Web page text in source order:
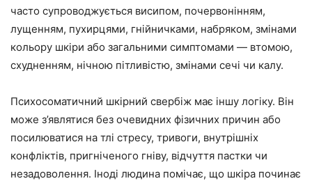
часто супроводжується висипом, почервонінням,
лущенням, пухирцями, гнійничками, набряком, змінами
кольору шкіри або загальними симптомами — втомою,
схудненням, нічною пітливістю, змінами сечі чи калу.
Психосоматичний шкірний свербіж має іншу логіку. Він
може з’являтися без очевидних фізичних причин або
посилюватися на тлі стресу, тривоги, внутрішніх
конфліктів, пригніченого гніву, відчуття пастки чи
незадоволення. Іноді людина помічає, що шкіра починає